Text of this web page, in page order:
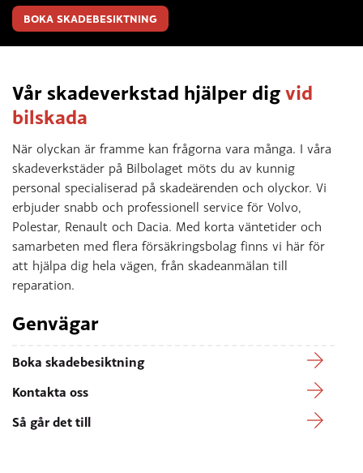
BOKA SKADEBESIKTNING
Vår skadeverkstad hjälper dig vid
bilskada
När olyckan är framme kan frågorna vara många. I våra
skadeverkstäder på Bilbolaget möts du av kunnig
personal specialiserad på skadeärenden och olyckor. Vi
erbjuder snabb och professionell service för Volvo,
Polestar, Renault och Dacia. Med korta väntetider och
samarbeten med flera försäkringsbolag finns vi här för
att hjälpa dig hela vägen, från skadeanmälan till
reparation.
Genvägar
Boka skadebesiktning
Kontakta oss
Så går det till